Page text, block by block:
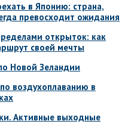
в Японию: страна,
превосходит ожидания
открыток: как
своей мечты
Новой Зеландии
воздухоплаванию в
Активные выходные